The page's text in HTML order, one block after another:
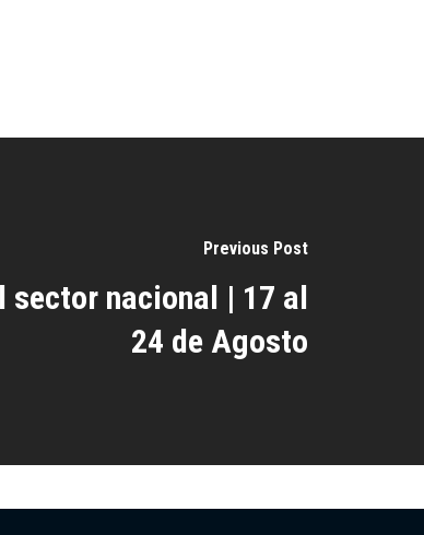
Previous Post
sector nacional | 17 al
24 de Agosto